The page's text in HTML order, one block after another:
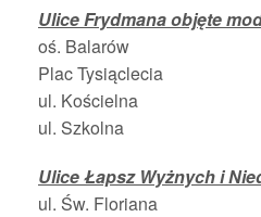
Ulice Frydmana objęte
oś. Balarów
Plac Tysiąclecia
ul. Kościelna
ul. Szkolna
Ulice Łapsz Wyżnych i
ul. Św. Floriana